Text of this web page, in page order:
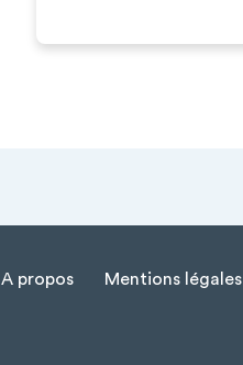
Menu Pied de page
A propos Mentions légales